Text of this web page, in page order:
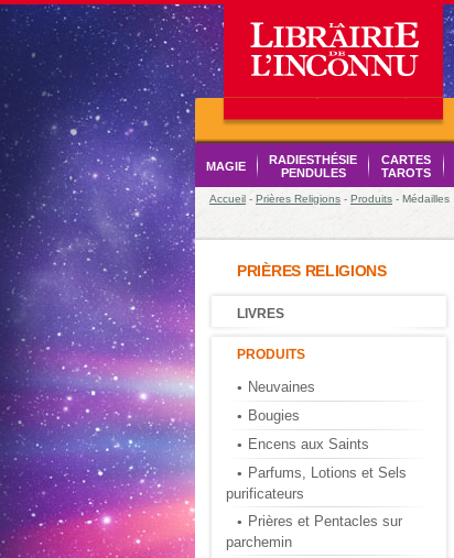
MAGIE
RADIESTHÉSIE
PENDULES
CARTES
TAROTS
Accueil - Prières Religions - Produits - Médailles
PRIÈRES RELIGIONS
LIVRES
PRODUITS
Neuvaines
Bougies
Encens aux Saints
Parfums, Lotions et Sels
purificateurs
Prières et Pentacles sur
parchemin